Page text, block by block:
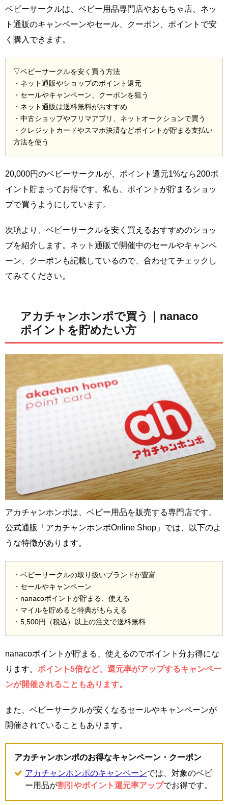
ベビーサークルは、ベビー用品専門店やおもちゃ店、ネッ
ト通販のキャンペーンやセール、クーポン、ポイントで安
く購入できます。
▽ベビーサークルを安く買う方法
・ネット通販やショップのポイント還元
・セールやキャンペーン、クーポンを狙う
・ネット通販は送料無料がおすすめ
・中古ショップやフリマアプリ、ネットオークションで買う
・クレジットカードやスマホ決済などポイントが貯まる支払い
方法を使う
20,000円のベビーサークルが、ポイント還元1%なら200ポ
イント貯まってお得です。私も、ポイントが貯まるショッ
プで買うようにしています。
次項より、ベビーサークルを安く買えるおすすめのショッ
プを紹介します。ネット通販で開催中のセールやキャンペ
ーン、クーポンも記載しているので、合わせてチェックし
てみてください。
アカチャンホンポで買う｜nanaco
ポイントを貯めたい方
アカチャンホンポは、ベビー用品を販売する専門店です。
公式通販「アカチャンホンポOnline Shop」では、以下のよ
うな特徴があります。
・ベビーサークルの取り扱いブランドが豊富
・セールやキャンペーン
・nanacoポイントが貯まる、使える
・マイルを貯めると特典がもらえる
・5,500円（税込）以上の注文で送料無料
nanacoポイントが貯まる、使えるのでポイント分お得にな
ります。 ポイント5倍など、還元率がアップするキャンペー
ンが開催されることもあります。
また、ベビーサークルが安くなるセールやキャンペーンが
開催されていることもあります。
アカチャンホンポのお得なキャンペーン・クーポン
アカチャンホンポのキャンペーンでは、対象のベビ
ー用品が割引やポイント還元率アップでお得です。